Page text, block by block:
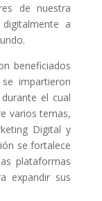
de nuestra
a
beneficiados
impartieron
el cual
varios temas,
Digital y
se fortalece
plataformas
expandir sus